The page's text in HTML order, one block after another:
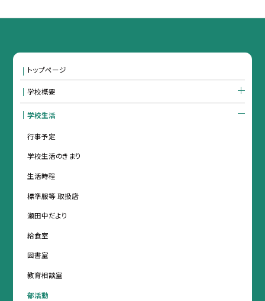
トップページ
学校概要
学校生活
行事予定
学校生活のきまり
生活時程
標準服等 取扱店
瀬田中だより
給食室
図書室
教育相談室
部活動